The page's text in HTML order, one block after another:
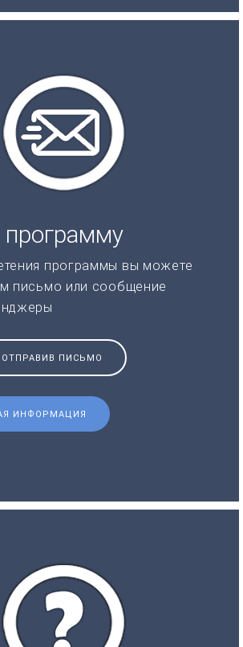
программу
программы вы можете
письмо или сообщение
ОТПРАВИВ ПИСЬМО
ИНФОРМАЦИЯ